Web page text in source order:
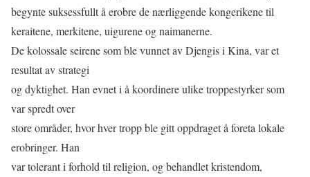
begynte suksessfullt å erobre de nærliggende kongerikene til
keraitene, merkitene, uigurene og naimanerne.
De kolossale seirene som ble vunnet av Djengis i Kina, var et
resultat av strategi
og dyktighet. Han evnet i å koordinere ulike troppestyrker som
var spredt over
store områder, hvor hver tropp ble gitt oppdraget å foreta lokale
erobringer. Han
var tolerant i forhold til religion, og behandlet kristendom,